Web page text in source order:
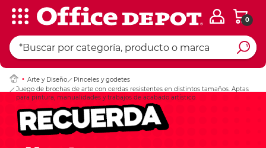
0
Arte y Diseño
Pinceles y godetes
Juego de brochas de arte con cerdas resistentes en distintos tamaños. Aptas
para pintura, manualidades y trabajos de acabado artístico.
Ingresar Codigo